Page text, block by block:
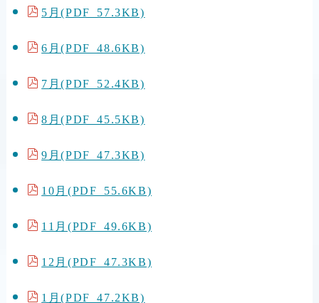
5月(PDF 57.3KB)
6月(PDF 48.6KB)
7月(PDF 52.4KB)
8月(PDF 45.5KB)
9月(PDF 47.3KB)
10月(PDF 55.6KB)
11月(PDF 49.6KB)
12月(PDF 47.3KB)
1月(PDF 47.2KB)